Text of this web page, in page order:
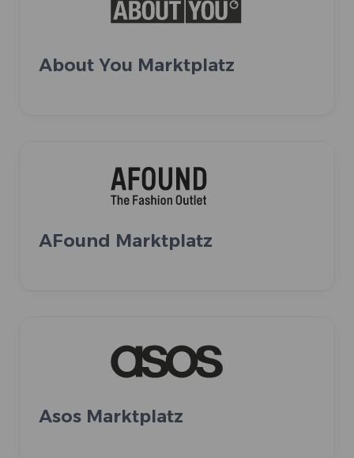
About You Marktplatz
AFound Marktplatz
Asos Marktplatz